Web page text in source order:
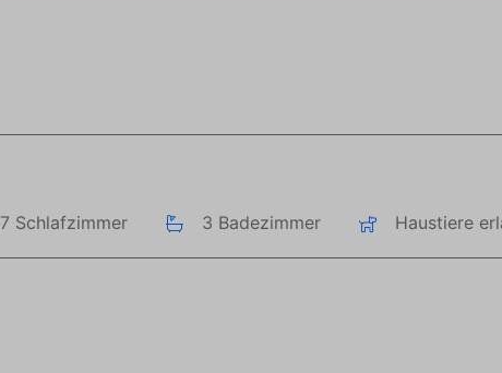
7 Schlafzimmer 3 Badezimmer Haustiere
den Zugriff auf geschützte Bereiche der Website ermöglichen. Ohne
Marketing:
Anzeigen anzuzeigen, die auf den individuellen Benutzer
und relevant sind. Diese Anzeigen werden für Verleger und externe
Werbetreibende wertvoller.